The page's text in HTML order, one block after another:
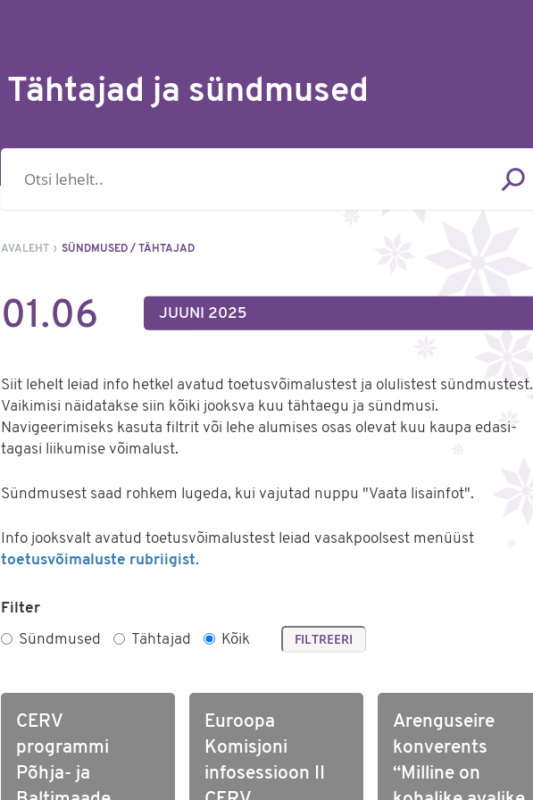
Tähtajad ja sündmused
AVALEHT SÜNDMUSED / TÄHTAJAD
01.06 JUUNI 2025
Siit lehelt leiad info hetkel avatud toetusvõimalustest ja olulistest sündmustest.
Vaikimisi näidatakse siin kõiki jooksva kuu tähtaegu ja sündmusi.
Navigeerimiseks kasuta filtrit või lehe alumises osas olevat kuu kaupa edasi-
tagasi liikumise võimalust.
Sündmusest saad rohkem lugeda, kui vajutad nuppu "Vaata lisainfot".
Info jooksvalt avatud toetusvõimalustest leiad vasakpoolsest menüüst
toetusvõimaluste rubriigist.
Filter
Sündmused Tähtajad Kõik
CERV
programmi
Põhja- ja
Euroopa
Komisjoni
infosessioon II
Arenguseire
konverents
“Milline on